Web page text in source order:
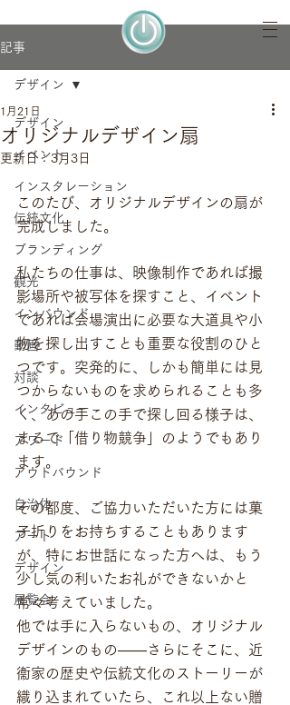
記事
デザイン
イベント
インスタレーション
伝統文化
ブランディング
観光
インバウンド
動画
対談
インタビュー
アワード
アウトバウンド
自治体
アート
デザイン
展覧会
デザイン
オリジナルデザイン扇
1月21日
更新日：3月3日
このたび、オリジナルデザインの扇が
完成しました。
私たちの仕事は、映像制作であれば撮
影場所や被写体を探すこと、イベント
であれば会場演出に必要な大道具や小
物を探し出すことも重要な役割のひと
つです。突発的に、しかも簡単には見
つからないものを求められることも多
く、あの手この手で探し回る様子は、
まるで「借り物競争」のようでもあり
ます。
その都度、ご協力いただいた方には菓
子折りをお持ちすることもあります
が、特にお世話になった方へは、もう
少し気の利いたお礼ができないかと
常々考えていました。
他では手に入らないもの、オリジナル
デザインのもの——さらにそこに、近
衞家の歴史や伝統文化のストーリーが
織り込まれていたら、これ以上ない贈